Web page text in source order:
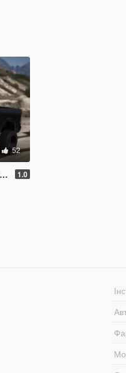
52
1.0